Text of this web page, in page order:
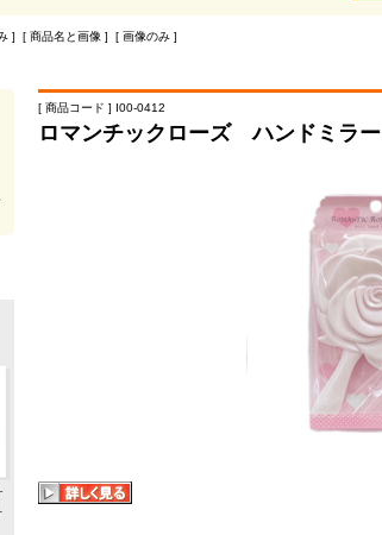
] [ 商品名と画像 ] [ 画像のみ ]
[ 商品コード ] I00-0412
ロマンチックローズ ハンドミラー